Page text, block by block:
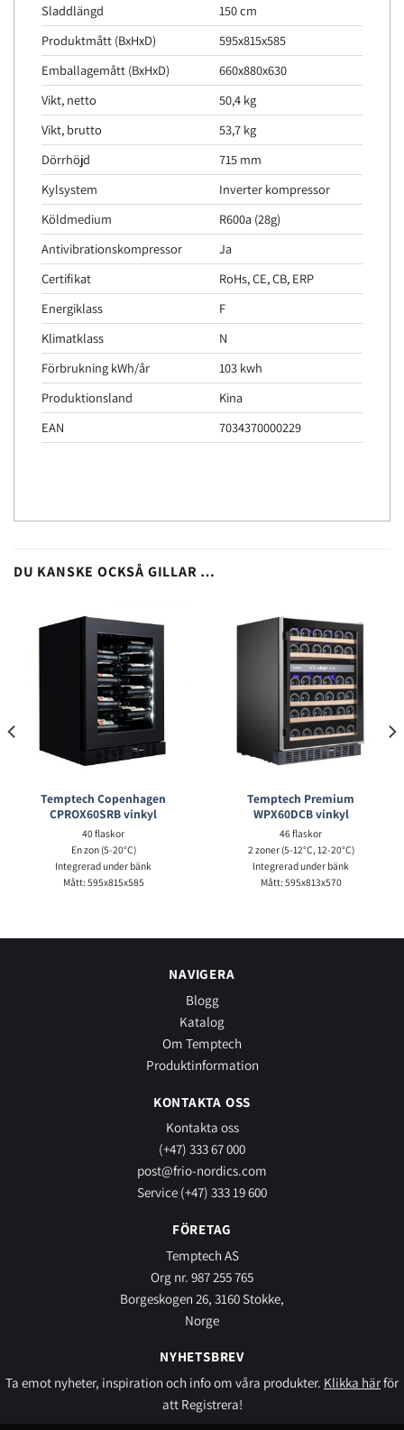
Sladdlängd
150 cm
Produktmått (BxHxD)
595x815x585
Emballagemått (BxHxD)
660x880x630
Vikt, netto
50,4 kg
Vikt, brutto
53,7 kg
Dörrhöjd
715 mm
Kylsystem
Inverter kompressor
Köldmedium
R600a (28g)
Antivibrationskompressor
Ja
Certifikat
RoHs, CE, CB, ERP
Energiklass
F
Klimatklass
N
Förbrukning kWh/år
103 kwh
Produktionsland
Kina
EAN
7034370000229
DU KANSKE OCKSÅ GILLAR …
Temptech Copenhagen
CPROX60SRB vinkyl
40 flaskor
En zon (5-20°C)
Integrerad under bänk
Mått: 595x815x585
Temptech Premium
WPX60DCB vinkyl
46 flaskor
2 zoner (5-12°C, 12-20°C)
Integrerad under bänk
Mått: 595x813x570
NAVIGERA
Blogg
Katalog
Om Temptech
Produktinformation
KONTAKTA OSS
Kontakta oss
(+47) 333 67 000
post@frio-nordics.com
Service (+47) 333 19 600
FÖRETAG
Temptech AS
Org nr. 987 255 765
Borgeskogen 26, 3160 Stokke,
Norge
NYHETSBREV
Ta emot nyheter, inspiration och info om våra produkter. Klikka härför
att Registrera!